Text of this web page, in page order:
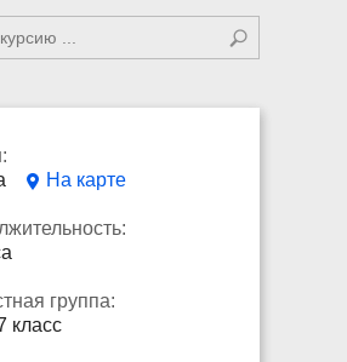
На карте
группа:
класс